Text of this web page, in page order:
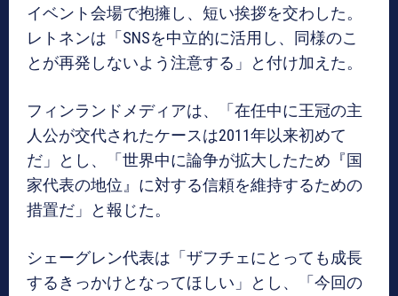
イベント会場で抱擁し、短い挨拶を交わした。
レトネンは「SNSを中立的に活用し、同様のこ
とが再発しないよう注意する」と付け加えた。
フィンランドメディアは、「在任中に王冠の主
人公が交代されたケースは2011年以来初めて
だ」とし、「世界中に論争が拡大したため『国
家代表の地位』に対する信頼を維持するための
措置だ」と報じた。
シェーグレン代表は「ザフチェにとっても成長
するきっかけとなってほしい」とし、「今回の